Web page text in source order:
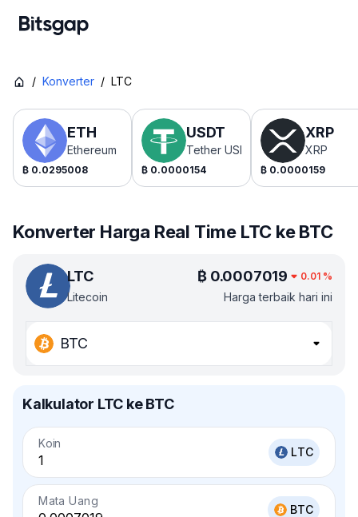
/ Konverter / LTC
ETH
Ethereum
₿ 0.0295008
USDT
Tether USDt
₿ 0.0000154
XRP
XRP
₿ 0.0000159
Konverter Harga Real Time LTC ke BTC
LTC
Litecoin
₿ 0.0007019 0.01 %
Harga terbaik hari ini
BTC
Kalkulator LTC ke BTC
Koin
LTC
Mata Uang
BTC